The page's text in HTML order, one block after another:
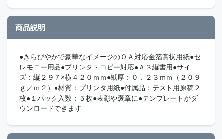
商品説明
●きらびやかで豪華なイメージのＯＡ対応金箔賞状用紙●セ
レモニー用品●プリンタ・コピー対応●Ａ３縦書用●サイ
ズ：縦２９７×横４２０ｍｍ●紙厚：０．２３ｍｍ（２０９
ｇ／ｍ２）●材質：プリンタ用紙●付属品：テスト用原稿２
枚●１パック入数：５枚●表彰や褒章に●テンプレートがダ
ウンロードできます